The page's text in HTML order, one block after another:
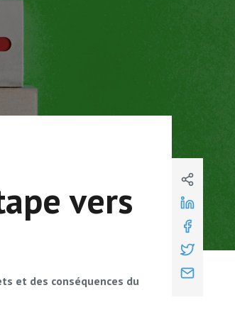
vers
et des conséquences du